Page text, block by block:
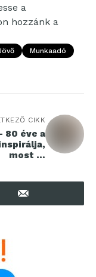
a
hozzánk a
Munkaadó
CIKK
80 éve a
most új